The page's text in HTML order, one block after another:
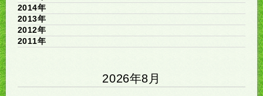
2014年
2013年
2012年
2011年
2026年8月